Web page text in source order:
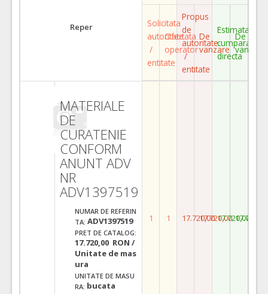
Reper
Solicitata
autoritate
/
entitate
Ofertata
operator
Propus
de
autoritate
/
entitate
De
vanzare
Estimata
cumparare
directa
De
vanzare
MATERIALE
DE
CURATENIE
CONFORM
ANUNT ADV
NR
ADV1397519
NUMAR DE REFERIN
TA: ADV1397519
PRET DE CATALOG:
17.720,00 RON /
Unitate de mas
ura
UNITATE DE MASU
RA: bucata
1 1 17.720,0017.720,0017.720,00